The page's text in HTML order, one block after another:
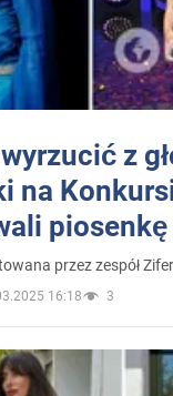
z
na
przez zespół
16:18 3